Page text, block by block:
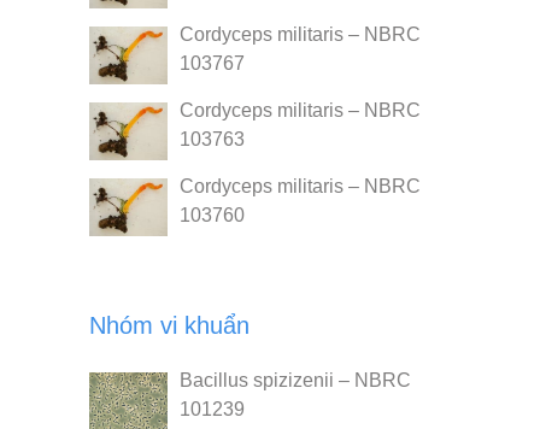
Cordyceps militaris – NBRC
103767
Cordyceps militaris – NBRC
103763
Cordyceps militaris – NBRC
103760
Nhóm vi khuẩn
Bacillus spizizenii – NBRC
101239